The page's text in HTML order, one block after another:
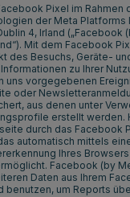
Pixel im Rahmen
der Meta Platforms
4, Irland („Facebook
Mit dem Facebook
des Besuchs, Geräte-
zu Ihrer
uns vorgegebenen
oder
aus denen unter
erstellt werden.
durch das Facebook
automatisch mittels
Ihres
Facebook (by
Daten aus Ihrem
benutzen, um Reports